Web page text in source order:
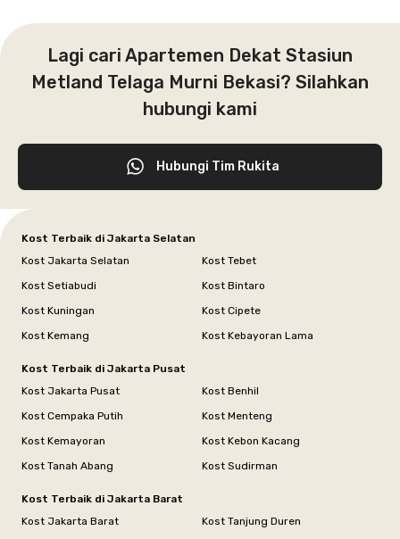
Lagi cari Apartemen Dekat Stasiun
Metland Telaga Murni Bekasi? Silahkan
hubungi kami
Hubungi Tim Rukita
Kost Terbaik di Jakarta Selatan
Kost Jakarta Selatan
Kost Tebet
Kost Setiabudi
Kost Bintaro
Kost Kuningan
Kost Cipete
Kost Kemang
Kost Kebayoran Lama
Kost Terbaik di Jakarta Pusat
Kost Jakarta Pusat
Kost Benhil
Kost Cempaka Putih
Kost Menteng
Kost Kemayoran
Kost Kebon Kacang
Kost Tanah Abang
Kost Sudirman
Kost Terbaik di Jakarta Barat
Kost Jakarta Barat
Kost Tanjung Duren